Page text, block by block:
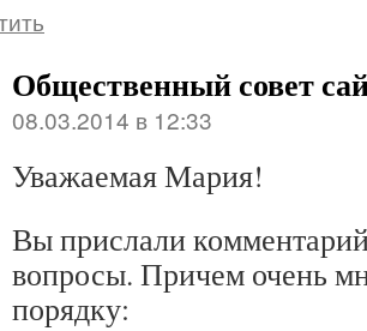
Общественный совет
08.03.2014 в 12:33
Уважаемая Мария!
Вы прислали
вопросы. Причем очень
порядку: